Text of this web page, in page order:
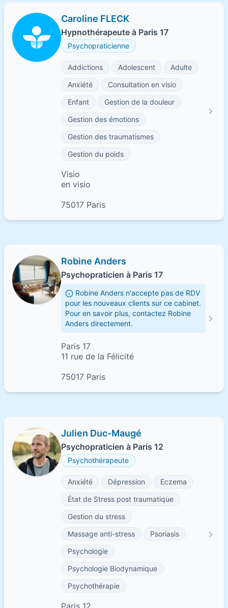
Caroline FLECK
Hypnothérapeute à Paris 17
Psychopraticienne
Addictions Adolescent
Adulte
Anxiété
Consultation en visio
Enfant
Gestion de la douleur
Gestion des émotions
Gestion des traumatismes
Gestion du poids
Visio
en visio
75017 Paris
Robine Anders
Psychopraticien à Paris 17
Robine Anders n'accepte pas de RDV
pour les nouveaux clients sur ce cabinet.
Pour en savoir plus, contactez Robine
Anders directement.
Paris 17
11 rue de la Félicité
75017 Paris
Julien Duc-Maugé
Psychopraticien à Paris 12
Psychothérapeute
Anxiété Dépression
Eczema
État de Stress post traumatique
Gestion du stress
Massage anti-stress
Psoriasis
Psychologie
Psychologie Biodynamique
Psychothérapie
Paris 12